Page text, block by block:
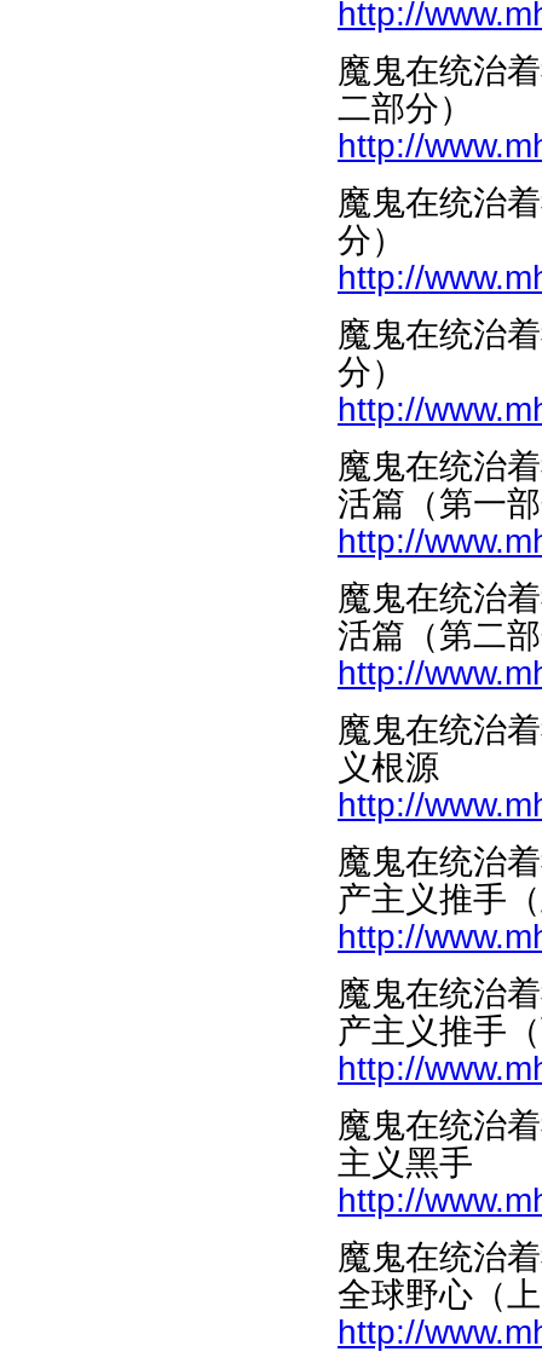
http://
魔鬼在统治
二部分）
http://
魔鬼在统治
分）
http://
魔鬼在统治
分）
http://
魔鬼在统治
活篇（第一
http://
魔鬼在统治
活篇（第二
http://
魔鬼在统治
义根源
http://
魔鬼在统治
产主义推手
http://
魔鬼在统治
产主义推手
http://
魔鬼在统治
主义黑手
http://
魔鬼在统治
全球野心（
http://